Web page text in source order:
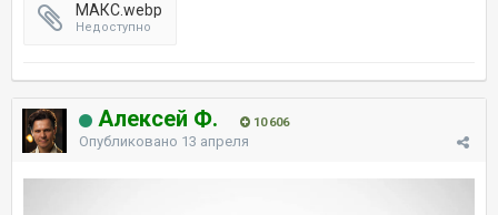
МАКС.webp
Недоступно
Алексей Ф. 10 606
Опубликовано 13 апреля